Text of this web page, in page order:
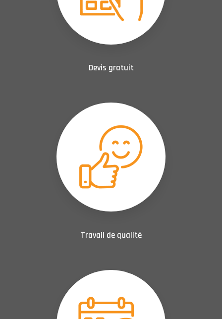
Devis gratuit
Travail de qualité